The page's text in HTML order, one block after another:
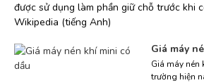
được sử dụng làm phần giữ chỗ trước khi
Wikipedia (tiếng Anh)
Giá máy
Giá máy nén
trường hiện